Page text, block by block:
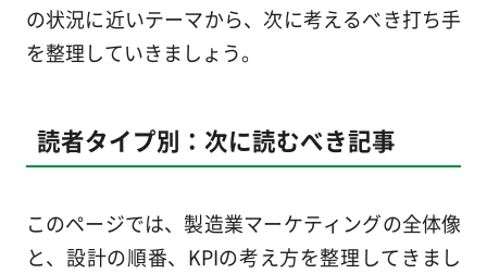
の状況に近いテーマから、次に考えるべき打ち手
を整理していきましょう。
読者タイプ別：次に読むべき記事
このページでは、製造業マーケティングの全体像
と、設計の順番、KPIの考え方を整理してきまし